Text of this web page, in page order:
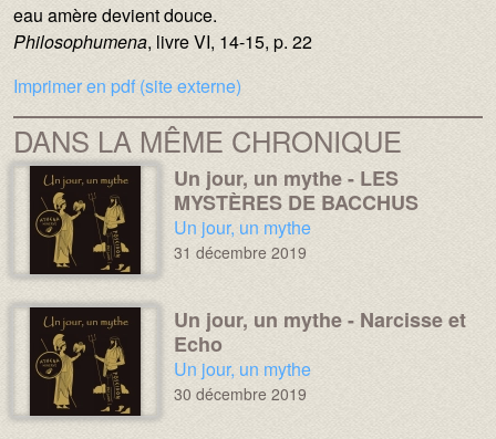
eau amère devient douce.
Philosophumena, livre VI, 14-15, p. 22
Imprimer en pdf (site externe)
DANS LA MÊME CHRONIQUE
Image :
Image :
Un jour, un mythe - LES
MYSTÈRES DE BACCHUS
Chronique :
Un jour, un mythe
31 décembre 2019
Image :
Image :
Un jour, un mythe - Narcisse et
Echo
Chronique :
Un jour, un mythe
30 décembre 2019